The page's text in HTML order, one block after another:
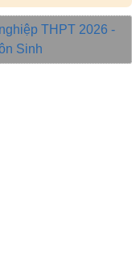
THPT 2026 -
Sinh